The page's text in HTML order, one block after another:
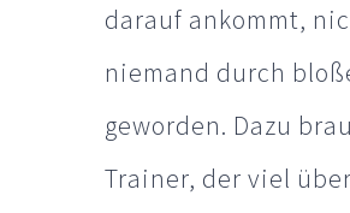
darauf ankommt,
niemand durch
geworden. Dazu
Trainer, der viel